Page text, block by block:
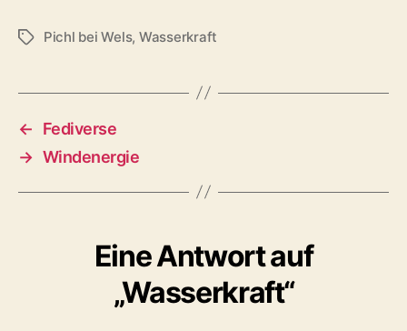
Schlagwörter
Pichl bei Wels, Wasserkraft
←
Fediverse
→ Windenergie
Eine Antwort auf
„Wasserkraft“